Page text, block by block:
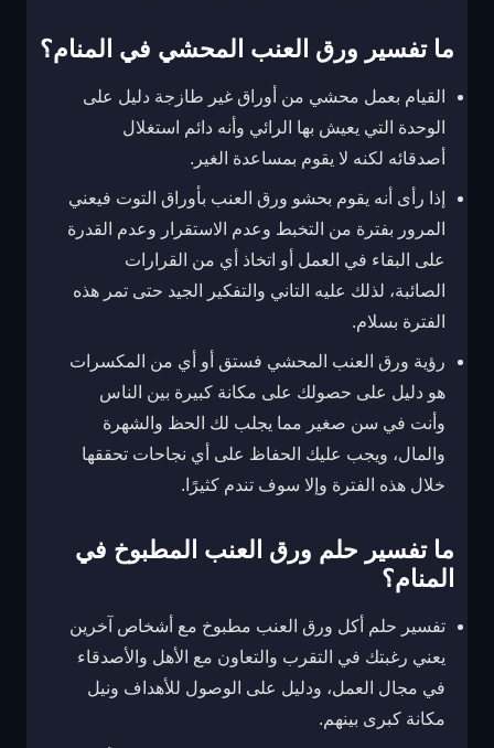
ما تفسير ورق العنب المحشي في المنام؟
القيام بعمل محشي من أوراق غير طازجة دليل على
الوحدة التي يعيش بها الرائي وأنه دائم استغلال
أصدقائه لكنه لا يقوم بمساعدة الغير.
إذا رأى أنه يقوم بحشو ورق العنب بأوراق التوت فيعني
المرور بفترة من التخبط وعدم الاستقرار وعدم القدرة
على البقاء في العمل أو اتخاذ أي من القرارات
الصائبة، لذلك عليه التاني والتفكير الجيد حتى تمر هذه
الفترة بسلام.
رؤية ورق العنب المحشي فستق أو أي من المكسرات
هو دليل على حصولك على مكانة كبيرة بين الناس
وأنت في سن صغير مما يجلب لك الحظ والشهرة
والمال، ويجب عليك الحفاظ على أي نجاحات تحققها
خلال هذه الفترة وإلا سوف تندم كثيرًا.
ما تفسير حلم ورق العنب المطبوخ في
المنام؟
تفسير حلم أكل ورق العنب مطبوخ مع أشخاص آخرين
يعني رغبتك في التقرب والتعاون مع الأهل والأصدقاء
في مجال العمل، ودليل على الوصول للأهداف ونيل
مكانة كبرى بينهم.